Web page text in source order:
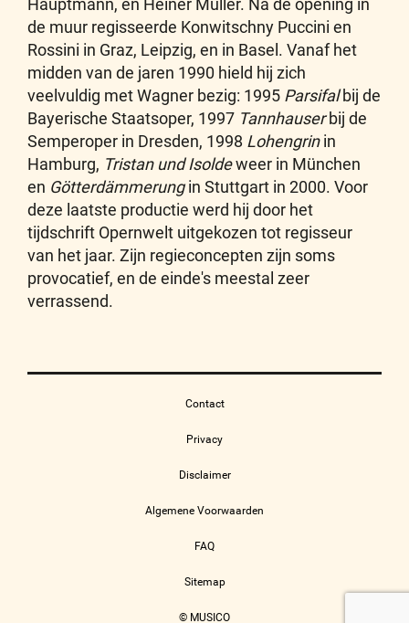
Hauptmann, en Heiner Müller. Na de opening in
de muur regisseerde Konwitschny Puccini en
Rossini in Graz, Leipzig, en in Basel. Vanaf het
midden van de jaren 1990 hield hij zich
veelvuldig met Wagner bezig: 1995 Parsifalbij de
Bayerische Staatsoper, 1997 Tannhauserbij de
Semperoper in Dresden, 1998 Lohengrinin
Hamburg, Tristan und Isoldeweer in München
en Götterdämmerungin Stuttgart in 2000. Voor
deze laatste productie werd hij door het
tijdschrift Opernwelt uitgekozen tot regisseur
van het jaar. Zijn regieconcepten zijn soms
provocatief, en de einde's meestal zeer
verrassend.
Contact
Privacy
Disclaimer
Algemene Voorwaarden
FAQ
Sitemap
© MUSICO